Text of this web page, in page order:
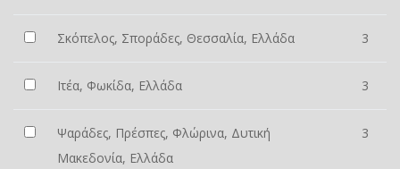
Σκόπελος, Σποράδες, Θεσσαλία, Ελλάδα 3
Ιτέα, Φωκίδα, Ελλάδα 3
Ψαράδες, Πρέσπες, Φλώρινα, Δυτική
Μακεδονία, Ελλάδα
3